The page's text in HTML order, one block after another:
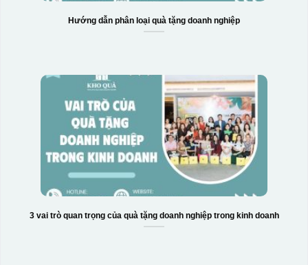
Hướng dẫn phân loại quà tặng doanh nghiệp
3 vai trò quan trọng của quà tặng doanh nghiệp trong kinh doanh